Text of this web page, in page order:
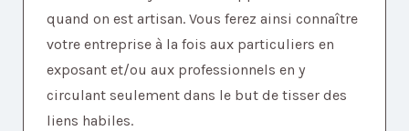
quand on est artisan. Vous ferez ainsi connaître
votre entreprise à la fois aux particuliers en
exposant et/ou aux professionnels en y
circulant seulement dans le but de tisser des
liens habiles.